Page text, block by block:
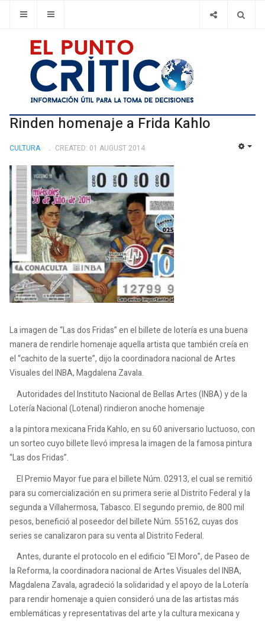
Rinden homenaje a Frida Kahlo
CULTURA CREATED: 01 AUGUST 2014
La imagen de “Las dos Fridas” en el billete de lotería es una buena
manera de rendirle homenaje aquella artista que también creía en
el “cachito de la suerte”, dijo la coordinadora nacional de Artes
Visuales del INBA, Magdalena Zavala.
Autoridades del Instituto Nacional de Bellas Artes (INBA) y de la
Lotería Nacional (Lotenal) rindieron anoche homenaje
a la pintora mexicana Frida Kahlo, en su 60 aniversario luctuoso, con
un sorteo cuyo billete llevó impresa la imagen de la famosa pintura
“Las dos Fridas”.
El Premio Mayor fue para el billete Núm. 02913, el cual se remitió
para su comercialización en su primera serie al Distrito Federal y la
segunda a Villahermosa, Tabasco. El segundo premio, de 800 mil
pesos, benefició al poseedor del billete Núm. 55162, cuyas dos
series se canalizaron para su venta al Distrito Federal.
Antes, durante el protocolo en el edificio “El Moro”, de Paseo de
la Reforma, la coordinadora nacional de Artes Visuales del INBA,
Magdalena Zavala, agradeció la solidaridad y el apoyo de la Lotería
para rendir homenaje a quien consideró una de las artistas más
emblemáticas y representativas del arte y la cultura mexicana y